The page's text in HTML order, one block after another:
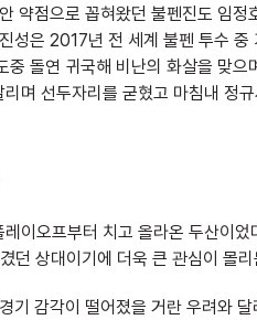
약점으로 꼽혀왔던 불펜진도 임
성은 2017년 전 세계 불펜 투수
중 돌연 귀국해 비난의 화살을 맞
며 선두자리를 굳혔고 마침내 정
이오프부터 치고 올라온 두산이
던 상대이기에 더욱 큰 관심이 몰
기 감각이 떨어졌을 거란 우려와